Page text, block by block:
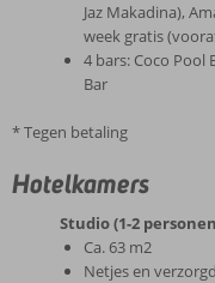
Jaz Makadina),
week gratis
4 bars: Coco Pool
Bar
* Tegen betaling
Hotelkamers
Studio (1-2
Ca. 63 m2
Netjes en